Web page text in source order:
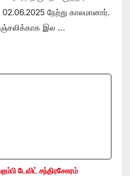
நேற்று காலமானார்.
இல …
டேவிட் சந்திரசேகரம்